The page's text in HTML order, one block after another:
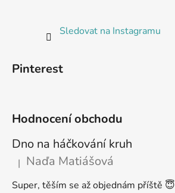
Sledovat na Instagramu
Pinterest
Hodnocení obchodu
Dno na háčkování kruh
Hodnocení produktu je 5 z 5 hvězdiček.
| Naďa Matiášová
Super, těším se až objednám příště 😇